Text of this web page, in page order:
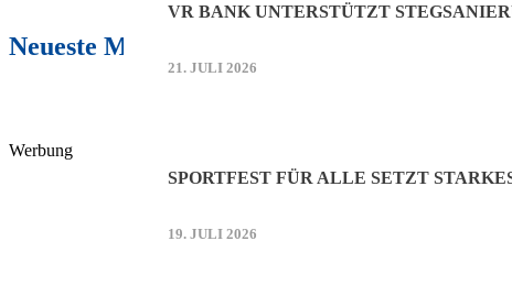
VR BANK UNTERSTÜTZT
21. JULI 2026
SPORTFEST FÜR ALLE SETZT
19. JULI 2026
Neueste Meldungen:
Werbung